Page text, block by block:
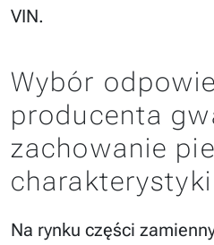
VIN.
Wybór
producenta
zachowanie
charakterystyki
Na rynku części